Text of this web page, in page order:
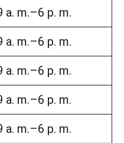
a. m.–6 p. m.
a. m.–6 p. m.
a. m.–6 p. m.
a. m.–6 p. m.
a. m.–6 p. m.